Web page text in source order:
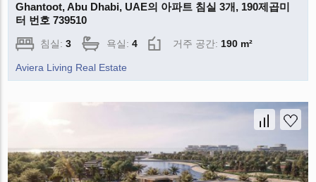
Ghantoot, Abu Dhabi, UAE의 아파트 침실 3개, 190제곱미
터 번호 739510
침실:3 욕실:4 거주 공간:190 m²
Aviera Living Real Estate